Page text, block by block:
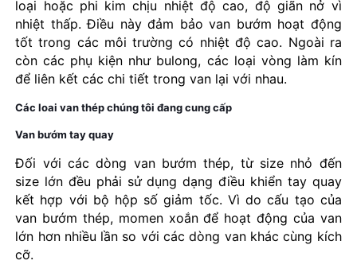
loại hoặc phi kim chịu nhiệt độ cao, độ giãn nở vì
nhiệt thấp. Điều này đảm bảo van bướm hoạt động
tốt trong các môi trường có nhiệt độ cao. Ngoài ra
còn các phụ kiện như bulong, các loại vòng làm kín
để liên kết các chi tiết trong van lại với nhau.
Các loai van thép chúng tôi đang cung cấp
Van bướm tay quay
Đối với các dòng van bướm thép, từ size nhỏ đến
size lớn đều phải sử dụng dạng điều khiển tay quay
kết hợp với bộ hộp số giảm tốc. Vì do cấu tạo của
van bướm thép, momen xoắn để hoạt động của van
lớn hơn nhiều lần so với các dòng van khác cùng kích
cỡ.